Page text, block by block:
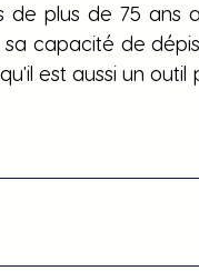
de plus de 75 ans
sa capacité de
est aussi un outil